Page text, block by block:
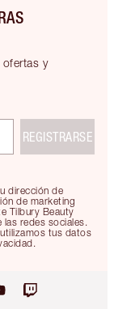
y
dirección de
de marketing
Tilbury Beauty
redes sociales.
tus datos
REGISTRARSE